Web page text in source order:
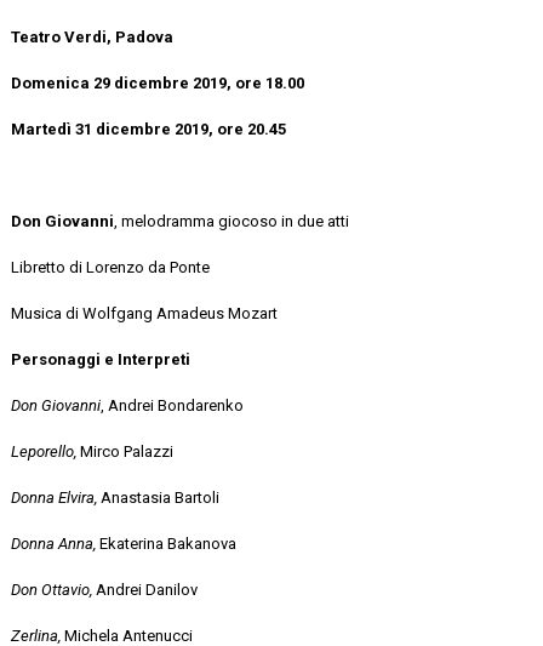
Teatro Verdi, Padova
Domenica 29 dicembre 2019, ore 18.00
Martedì 31 dicembre 2019, ore 20.45
Don Giovanni , melodramma giocoso in due atti
Libretto di Lorenzo da Ponte
Musica di Wolfgang Amadeus Mozart
Personaggi e Interpreti
Don Giovanni , Andrei Bondarenko
Leporello, Mirco Palazzi
Donna Elvira, Anastasia Bartoli
Donna Anna, Ekaterina Bakanova
Don Ottavio, Andrei Danilov
Zerlina,Michela Antenucci